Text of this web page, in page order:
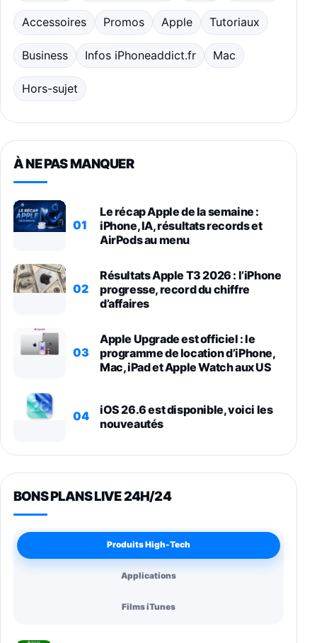
Accessoires Promos Apple Tutoriaux
Business Infos iPhoneaddict.fr Mac
Hors-sujet
À NE PAS MANQUER
01
Le récap Apple de la semaine :
iPhone, IA, résultats records et
AirPods au menu
02
Résultats Apple T3 2026 : l’iPhone
progresse, record du chiffre
d’affaires
03
Apple Upgrade est officiel : le
programme de location d’iPhone,
Mac, iPad et Apple Watch aux US
04
iOS 26.6 est disponible, voici les
nouveautés
BONS PLANS LIVE 24H/24
Produits High-Tech
Applications
Films iTunes